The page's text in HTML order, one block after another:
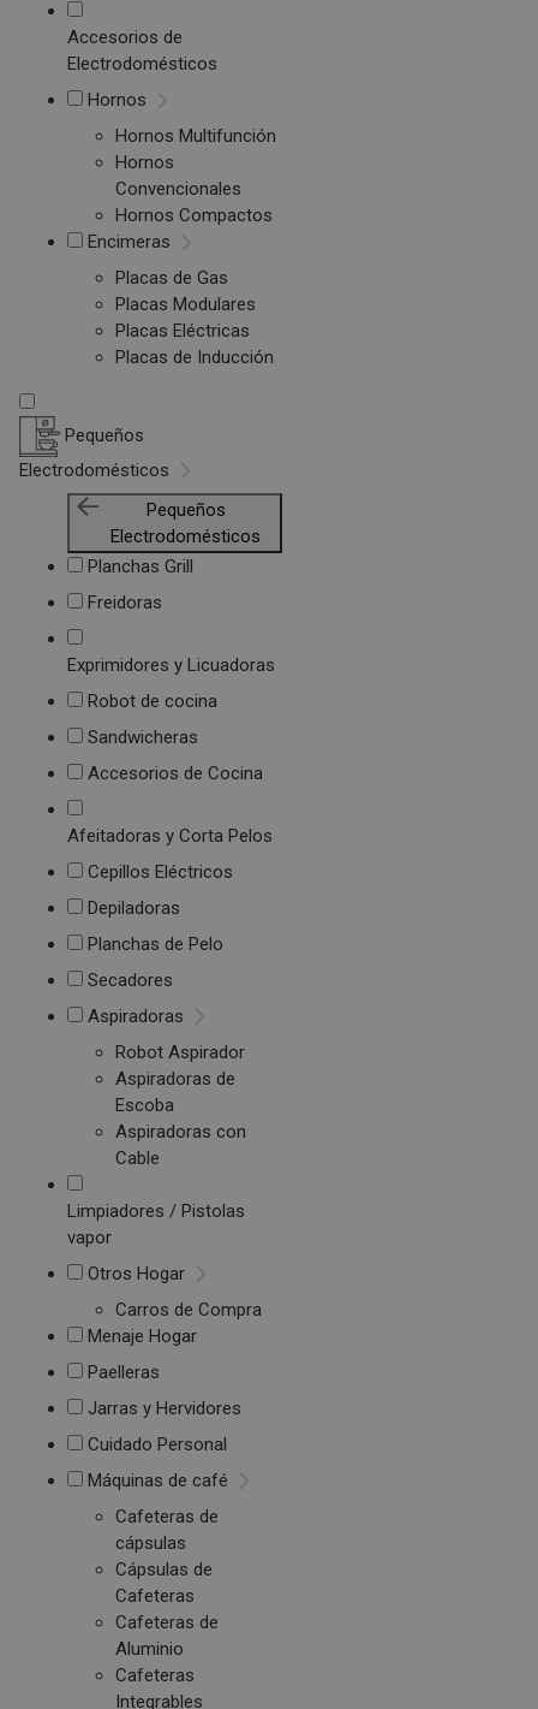
Accesorios de
Electrodomésticos
Hornos
Hornos Multifunción
Hornos
Convencionales
Hornos Compactos
Encimeras
Placas de Gas
Placas Modulares
Placas Eléctricas
Placas de Inducción
Pequeños
Electrodomésticos
Pequeños
Electrodomésticos
Planchas Grill
Freidoras
Exprimidores y Licuadoras
Robot de cocina
Sandwicheras
Accesorios de Cocina
Afeitadoras y Corta Pelos
Cepillos Eléctricos
Depiladoras
Planchas de Pelo
Secadores
Aspiradoras
Robot Aspirador
Aspiradoras de
Escoba
Aspiradoras con
Cable
Limpiadores / Pistolas
vapor
Otros Hogar
Carros de Compra
Menaje Hogar
Paelleras
Jarras y Hervidores
Cuidado Personal
Máquinas de café
Cafeteras de
cápsulas
Cápsulas de
Cafeteras
Cafeteras de
Aluminio
Cafeteras
Integrables